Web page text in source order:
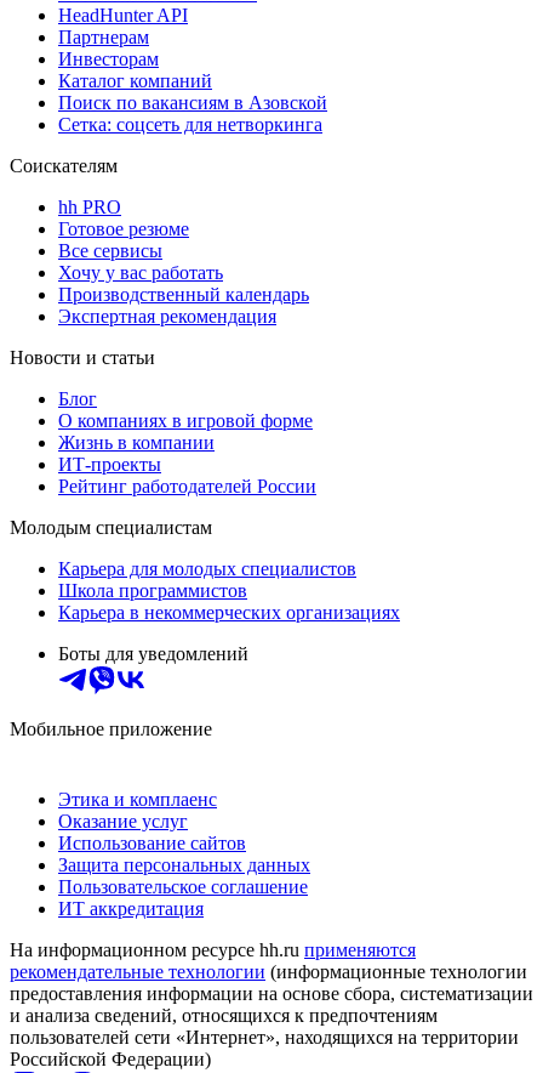
HeadHunter API
Партнерам
Инвесторам
Каталог компаний
Поиск по вакансиям в Азовской
Сетка: соцсеть для нетворкинга
Соискателям
hh PRO
Готовое резюме
Все сервисы
Хочу у вас работать
Производственный календарь
Экспертная рекомендация
Новости и статьи
Блог
О компаниях в игровой форме
Жизнь в компании
ИТ-проекты
Рейтинг работодателей России
Молодым специалистам
Карьера для молодых специалистов
Школа программистов
Карьера в некоммерческих организациях
Боты для уведомлений
Мобильное приложение
Этика и комплаенс
Оказание услуг
Использование сайтов
Защита персональных данных
Пользовательское соглашение
ИТ аккредитация
На информационном ресурсе hh.ru применяются
рекомендательные технологии (информационные технологии
предоставления информации на основе сбора, систематизации
и анализа сведений, относящихся к предпочтениям
пользователей сети «Интернет», находящихся на территории
Российской Федерации)